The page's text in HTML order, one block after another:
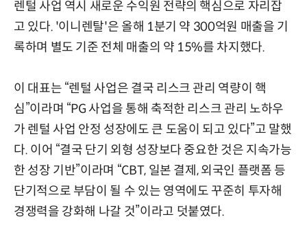
렌털 사업 역시 새로운 수익원 전략의 핵심으로 자리잡
고 있다. '이니렌탈'은 올해 1분기 약 300억원 매출을 기
록하며 별도 기준 전체 매출의 약 15%를 차지했다.
이 대표는 “렌털 사업은 결국 리스크 관리 역량이 핵
심”이라며 “PG 사업을 통해 축적한 리스크 관리 노하우
가 렌털 사업 안정 성장에도 큰 도움이 되고 있다”고 말했
다. 이어 “결국 단기 외형 성장보다 중요한 것은 지속가능
한 성장 기반”이라며 “CBT, 일본 결제, 외국인 플랫폼 등
단기적으로 부담이 될 수 있는 영역에도 꾸준히 투자해
경쟁력을 강화해 나갈 것”이라고 덧붙였다.